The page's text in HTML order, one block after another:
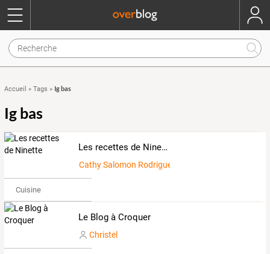
Accueil » Tags » Ig bas
Ig bas
Les recettes de Ninette
Cathy Salomon Rodriguez
Cuisine
Le Blog à Croquer
Christel